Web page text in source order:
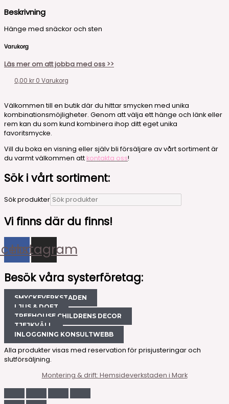
Beskrivning
Hänge med snäckor och sten
Varukorg
Läs mer om att jobba med oss >>
0,00 kr 0 Varukorg
Välkommen till en butik där du hittar smycken med unika
kombinationsmöjligheter. Genom att välja ett hänge och länk eller
rem kan du som kund kombinera ihop ditt eget unika
favoritsmycke.
Vill du boka en visning eller själv bli försäljare av vårt sortiment är
du varmt välkommen att kontakta oss!
Sök i vårt sortiment:
Sök produkter
Vi finns där du finns!
Instagram
Besök våra systerföretag:
SMYCKEVERKSTADEN
LJUS & DOFT
TREEHOUSE CHILDRENS DECOR
TJEJKVÄLL
INLOGGNING KONSULTWEBB
Alla produkter visas med reservation för prisjusteringar och
slutförsäljning.
Montering & drift: Hemsideverkstaden i Mark